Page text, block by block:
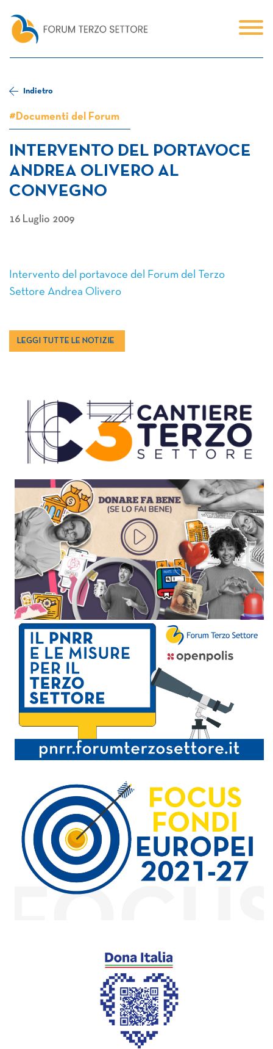
Indietro
#Documenti del Forum
INTERVENTO DEL PORTAVOCE
ANDREA OLIVERO AL
CONVEGNO
16 Luglio 2009
Intervento del portavoce del Forum del Terzo
Settore Andrea Olivero
LEGGI TUTTE LE NOTIZIE